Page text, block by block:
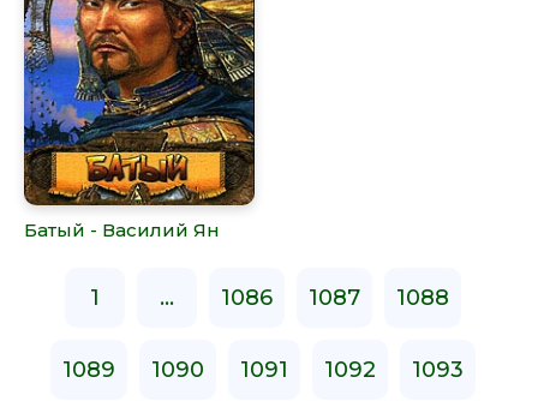
Батый - Василий Ян
1 ... 1086 1087 1088
1089 1090 1091 1092 1093